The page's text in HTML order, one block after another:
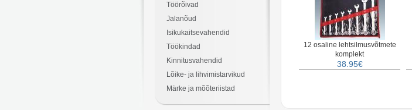
Töörõivad
Jalanõud
Isikukaitsevahendid
Töökindad
Kinnitusvahendid
Lõike- ja lihvimistarvikud
Märke ja mõõteriistad
12 osaline lehtsilmusvõtmete
komplekt
38.95€